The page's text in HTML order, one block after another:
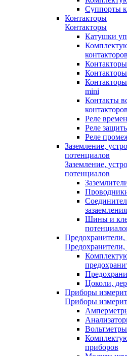
Суппорты
Контакторы
Контакторы
Катушки
контакторов
mini
Контакты
контакторов
Реле
Реле
Реле
Заземление,
потенциалов
Заземление,
потенциалов
зазаемления
Шины и
Предохранители,
Предохранители,
Цоколи,
Приборы
Приборы
Вольтметры
приборов